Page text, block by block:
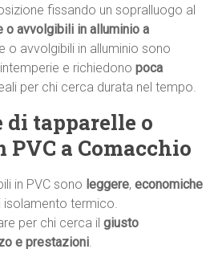
fissando un sopralluogo al
o avvolgibili in alluminio a
o avvolgibili in alluminio sono
e richiedonopoca
per chi cerca durata nel tempo.
tapparelle o
a Comacchio
in PVC sono leggere,economiche
isolamento termico.
per chi cerca ilgiusto
e prestazioni.